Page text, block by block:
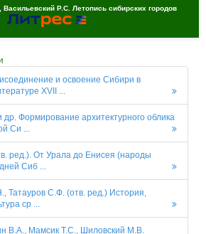
Васильевский Р.С. Летопись сибирских городов
и освоение Сибири в
XVII ...
др. Формирование архитектурного облика
Си ...
ред.). От Урала до Енисея (народы
Сиб ...
Татауров С.Ф. (отв. ред.) История,
ср ...
В.А., Мамсик Т.С., Шиловский М.В.